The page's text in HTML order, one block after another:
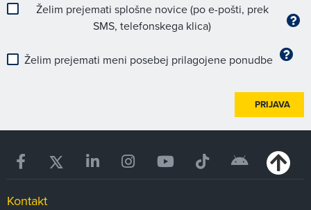
Želim prejemati splošne novice (po e-pošti, prek
SMS, telefonskega klica)
Želim prejemati meni posebej prilagojene ponudbe
PRIJAVA
Kontakt